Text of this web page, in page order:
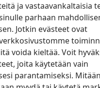
ja vastaavankaltaisia
parhaan
Jotkin evästeet ovat
voida kieltää. Voit
joita käytetään vain
parantamiseksi.
kääntymään takaisin, 20
että se, joka saa
väärältä tieltään, a
ja peittää paljon